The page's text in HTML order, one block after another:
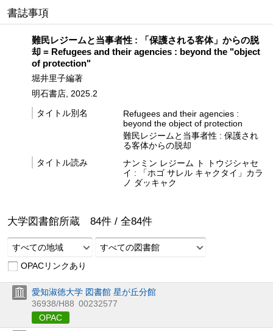
書誌事項
難民レジームと当事者性 : 「保護される客体」からの脱
却 = Refugees and their agencies : beyond the "object
of protection"
堀井里子編著
明石書店, 2025.2
タイトル別名
Refugees and their agencies :
beyond the object of protection
難民レジームと当事者性 : 保護され
る客体からの脱却
タイトル読み
ナンミン レジーム ト トウジシャセ
イ : 「ホゴ サレル キャクタイ」カラ
ノ ダッキャク
大学図書館所蔵 84件 / 全84件
すべての地域
すべての図書館
OPACリンクあり
愛知淑徳大学 図書館 星が丘分館
36938/H88 00232577
OPAC